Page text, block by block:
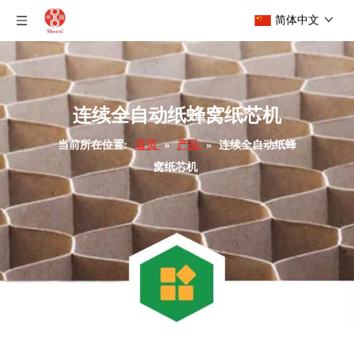
简体中文
连续全自动纸蜂窝纸芯机
当前所在位置: 首页 » 产品 » 连续全自动纸蜂
窝纸芯机